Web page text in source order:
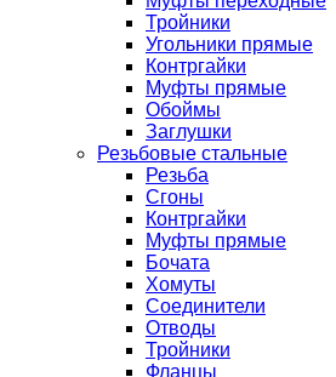
Тройники
Угольники прямые
Контргайки
Муфты прямые
Обоймы
Заглушки
Резьбовые стальные
Резьба
Сгоны
Контргайки
Муфты прямые
Бочата
Хомуты
Соединители
Отводы
Тройники
Фланцы